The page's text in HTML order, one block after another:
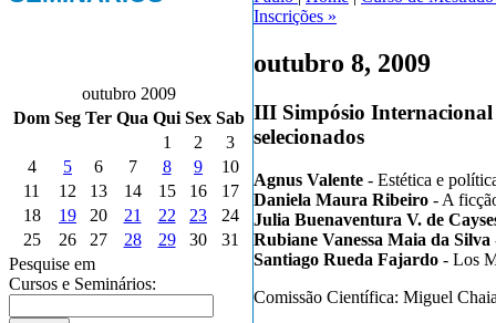
outubro 2009
Dom Seg Ter Qua Qui Sex Sab
1
2
3
4
5 6 7 8 9
10
11
12 13 14 15 16
17
18
19 20 21 22 23
24
25
26 27 28 29 30
31
Pesquise em
Cursos e Seminários:
Inscrições »
outubro 8, 2009
III Simpósio Internacional
selecionados
Agnus Valente - Estética e
Daniela Maura Ribeiro - A
Julia Buenaventura V. de
Rubiane Vanessa Maia da Silva
Santiago Rueda Fajardo - Los
Comissão Científica: Miguel